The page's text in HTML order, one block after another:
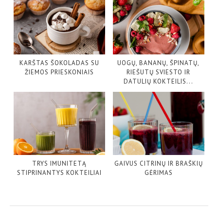
KARŠTAS ŠOKOLADAS SU
ŽIEMOS PRIESKONIAIS
UOGŲ, BANANŲ, ŠPINATŲ,
RIEŠUTŲ SVIESTO IR
DATULIŲ KOKTEILIS...
TRYS IMUNITETĄ
STIPRINANTYS KOKTEILIAI
GAIVUS CITRINŲ IR BRAŠKIŲ
GĖRIMAS